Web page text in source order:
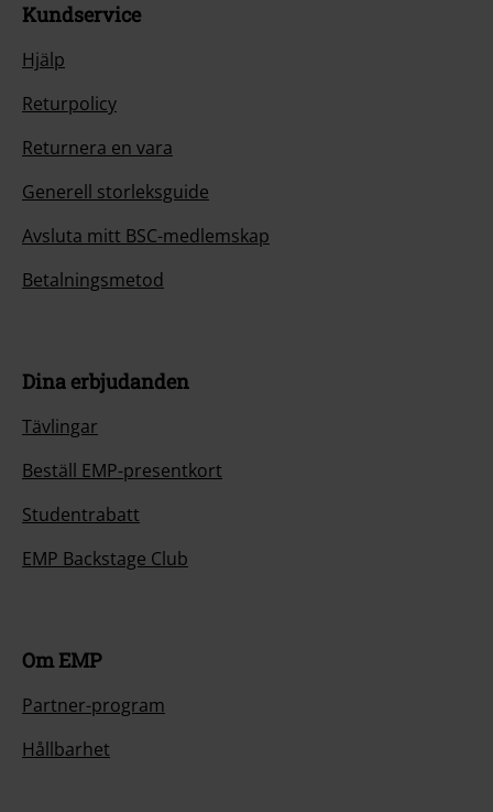
Kundservice
Hjälp
Returpolicy
Returnera en vara
Generell storleksguide
Avsluta mitt BSC-medlemskap
Betalningsmetod
Dina erbjudanden
Tävlingar
Beställ EMP-presentkort
Studentrabatt
EMP Backstage Club
Om EMP
Partner-program
Hållbarhet